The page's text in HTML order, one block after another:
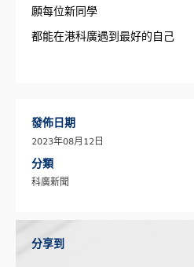
願每位新同學
都能在港科廣遇到最好的自己
發佈日期
2023年08月12日
分類
科廣新聞
分享到